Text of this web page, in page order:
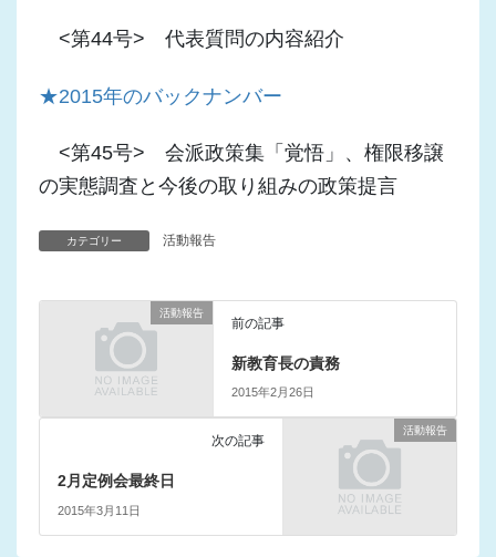
<第44号> 代表質問の内容紹介
★2015年のバックナンバー
<第45号> 会派政策集「覚悟」、権限移譲
の実態調査と今後の取り組みの政策提言
カテゴリー 活動報告
活動報告
前の記事
新教育長の責務
2015年2月26日
活動報告
次の記事
2月定例会最終日
2015年3月11日